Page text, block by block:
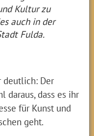
Kultur zu
auch in der
Fulda.
deutlich: Der
daraus, dass es ihr
für Kunst und
geht.